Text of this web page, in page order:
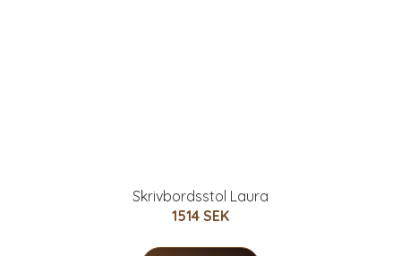
Skrivbordsstol Laura
1514 SEK